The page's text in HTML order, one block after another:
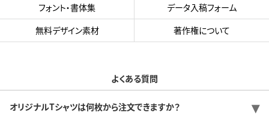
フォント・書体集
データ入稿フォーム
無料デザイン素材
著作権について
よくある質問
オリジナルTシャツは何枚から注文できますか？